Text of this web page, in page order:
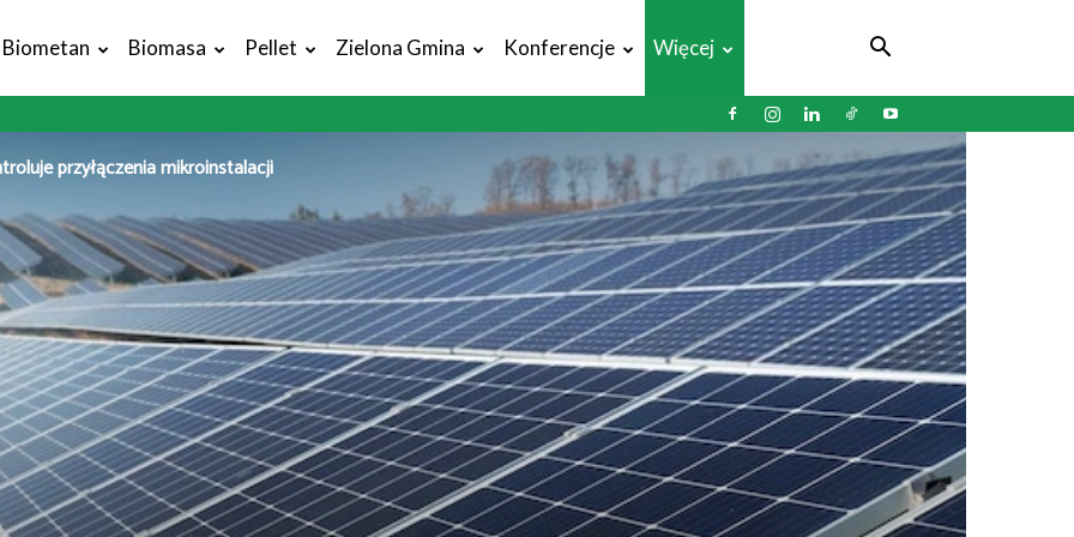
Biometan Biomasa Pellet Zielona Gmina Konferencje Więcej
przyłączenia mikroinstalacji